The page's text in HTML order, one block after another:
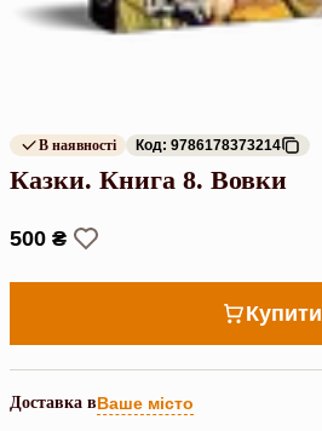
В наявності Код: 9786178373214
Казки. Книга 8. Вовки
500 ₴
Купити
Доставка вВаше місто